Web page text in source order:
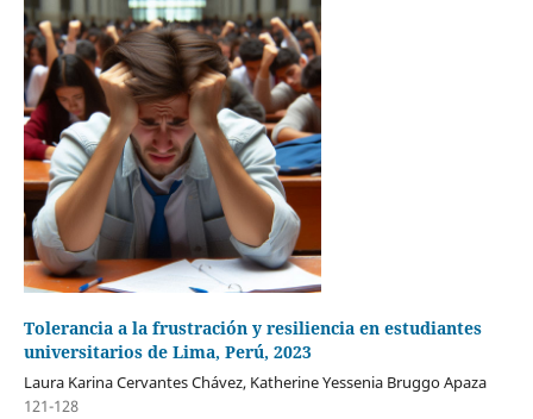
Tolerancia a la frustración y resiliencia en estudiantes
universitarios de Lima, Perú, 2023
Laura Karina Cervantes Chávez, Katherine Yessenia Bruggo Apaza
121-128